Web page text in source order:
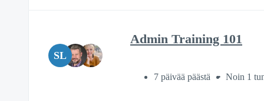
SL
Admin Training 101
7 päivää päästä Noin 1